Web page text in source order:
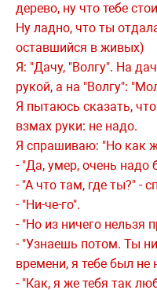
дерево, ну что тебе
Ну ладно, что ты
оставшийся в живых)
Я: "Дачу, "Волгу". На
рукой, а на "Волгу":
Я пытаюсь сказать,
взмах руки: не надо.
Я спрашиваю: "Но как
- "Да, умер, очень надо
- "А что там, где ты?" -
- "Ни-че-го".
- "Но из ничего нельзя
- "Узнаешь потом. Ты
времени, я тебе был не
- "Как, я же тебя так